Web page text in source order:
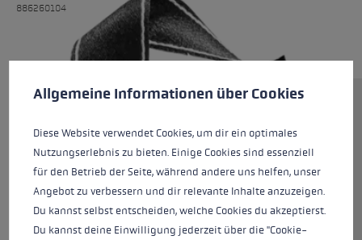
886260104
Größe
Farben black
Cookie-Voreinstellungen
Allgemeine Informationen über Cookies
Diese Website verwendet Cookies, um dir ein optimales
Nutzungserlebnis zu bieten. Einige Cookies sind essenziell
für den Betrieb der Seite, während andere uns helfen, unser
Angebot zu verbessern und dir relevante Inhalte anzuzeigen.
Du kannst selbst entscheiden, welche Cookies du akzeptierst.
Du kannst deine Einwilligung jederzeit über die "Cookie-